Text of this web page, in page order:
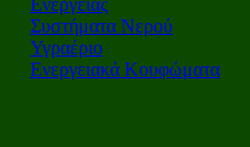
Ενέργειας
Συστήματα Νερού
Υγραέριο
Ενεργειακά Κουφώματα